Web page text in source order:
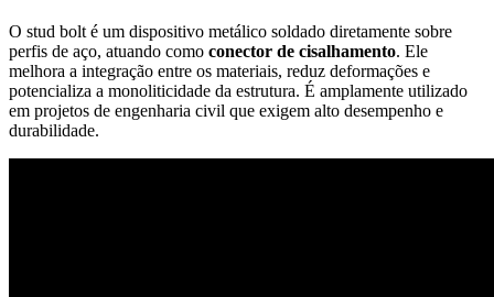
O stud bolt é um dispositivo metálico soldado diretamente sobre
perfis de aço, atuando como conector de cisalhamento. Ele
melhora a integração entre os materiais, reduz deformações e
potencializa a monoliticidade da estrutura. É amplamente utilizado
em projetos de engenharia civil que exigem alto desempenho e
durabilidade.